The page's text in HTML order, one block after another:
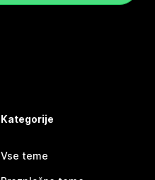
Kategorije
Vse teme